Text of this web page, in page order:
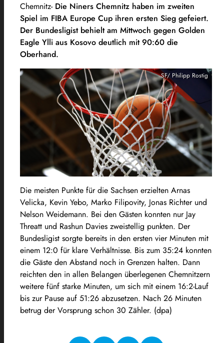
Chemnitz- Die Niners Chemnitz haben im zweiten
Spiel im FIBA Europe Cup ihren ersten Sieg gefeiert.
Der Bundesligist behielt am Mittwoch gegen Golden
Eagle Ylli aus Kosovo deutlich mit 90:60 die
Oberhand.
SF/ Philipp Rostig
Die meisten Punkte für die Sachsen erzielten Arnas
Velicka, Kevin Yebo, Marko Filipovity, Jonas Richter und
Nelson Weidemann. Bei den Gästen konnten nur Jay
Threatt und Rashun Davies zweistellig punkten. Der
Bundesligist sorgte bereits in den ersten vier Minuten mit
einem 12:0 für klare Verhältnisse. Bis zum 35:24 konnten
die Gäste den Abstand noch in Grenzen halten. Dann
reichten den in allen Belangen überlegenen Chemnitzern
weitere fünf starke Minuten, um sich mit einem 16:2-Lauf
bis zur Pause auf 51:26 abzusetzen. Nach 26 Minuten
betrug der Vorsprung schon 30 Zähler. (dpa)